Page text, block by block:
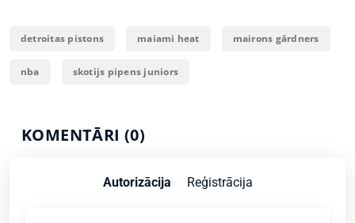
detroitas pistons maiami heat mairons gārdners
nba skotijs pipens juniors
KOMENTĀRI (0)
Autorizācija Reģistrācija